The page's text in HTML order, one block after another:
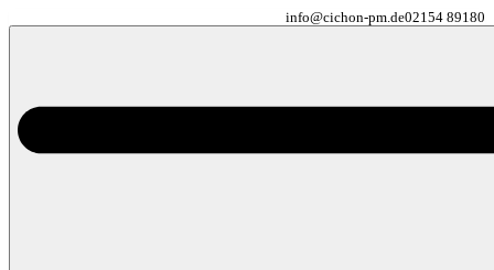
info@cichon-pm.de02154 89180